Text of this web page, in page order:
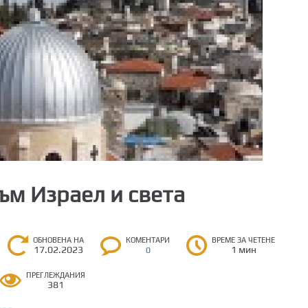
Израел и света
ОБНОВЕНА НА
17.02.2023
КОМЕНТАРИ
0
ВРЕМЕ ЗА ЧЕТЕНЕ
1 мин
ПРЕГЛЕЖДАНИЯ
381